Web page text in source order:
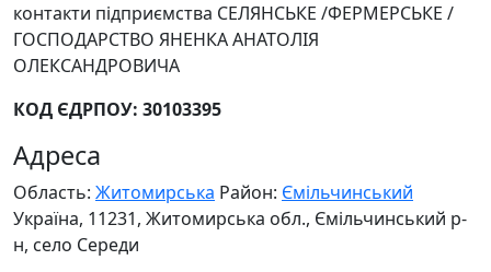
контакти підприємства СЕЛЯНСЬКЕ /ФЕРМЕРСЬКЕ /
ГОСПОДАРСТВО ЯНЕНКА АНАТОЛІЯ
ОЛЕКСАНДРОВИЧА
КОД ЄДРПОУ: 30103395
Адреса
Область: Житомирська Район: Ємільчинський
Україна, 11231, Житомирська обл., Ємільчинський р-
н, село Середи